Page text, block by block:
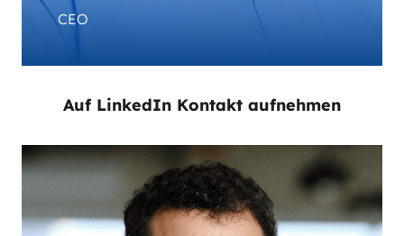
CEO
Auf LinkedIn Kontakt aufnehmen